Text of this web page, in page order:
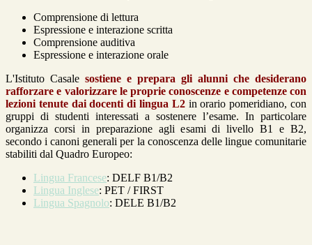
Comprensione di lettura
Espressione e interazione scritta
Comprensione auditiva
Espressione e interazione orale
L'Istituto Casale sostiene e prepara gli alunni che desiderano
rafforzare e valorizzare le proprie conoscenze e competenze con
lezioni tenute dai docenti di lingua L2in orario pomeridiano, con
gruppi di studenti interessati a sostenere l’esame. In particolare
organizza corsi in preparazione agli esami di livello B1 e B2,
secondo i canoni generali per la conoscenza delle lingue comunitarie
stabiliti dal Quadro Europeo:
Lingua Francese: DELF B1/B2
Lingua Inglese: PET / FIRST
Lingua Spagnolo: DELE B1/B2